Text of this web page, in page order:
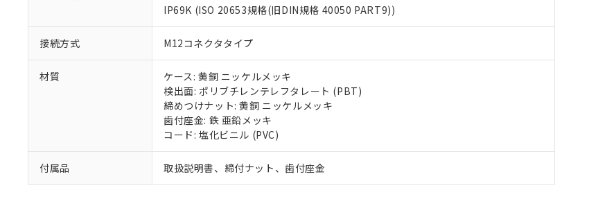
IP69K (ISO 20653規格(旧DIN規格 40050 PART9))
接続方式 M12コネクタタイプ
材質
ケース: 黄銅 ニッケルメッキ
検出面: ポリブチレンテレフタレート (PBT)
締めつけナット: 黄銅 ニッケルメッキ
歯付座金: 鉄 亜鉛メッキ
コード: 塩化ビニル (PVC)
付属品 取扱説明書、締付ナット、歯付座金